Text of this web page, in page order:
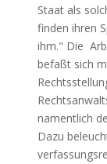
Staat als
finden ihren
ihm." Die
befaßt sich
namentlich
Dazu